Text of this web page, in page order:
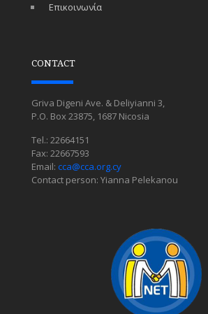
Επικοινωνία
CONTACT
Griva Digeni Ave. & Deliyianni 3,
P.O. Box 23875, 1687 Nicosia
Tel.: 22664151
Fax: 22667593
Email: cca@cca.org.cy
Contact person: Yianna Pelekanou